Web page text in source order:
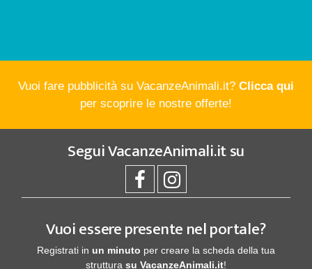
Vuoi fare pubblicità su VacanzeAnimali.it? Clicca qui
per scoprire le nostre offerte!
SeguiVacanzeAnimali.itsu
Vuoi essere presente nel portale?
Registrati in un minuto per creare la scheda della tua
struttura su VacanzeAnimali.it!